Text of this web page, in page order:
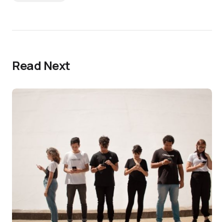
Read Next